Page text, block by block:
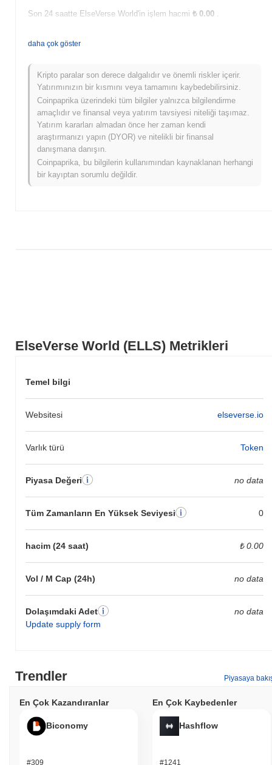
ElseVerse World (ELLS) Metrikleri
Temel bilgi
Websitesi elseverse.io
Varlık türü Token
Piyasa Değeri no data
Tüm Zamanların En Yüksek Seviyesi 0
hacim (24 saat) ₺ 0.00
Vol / M Cap (24h) no data
Dolaşımdaki Adet
Update supply form
no data
Son 24 saatte ElseVerse World'in işlem hacmi ₺ 0.00 .
Tüm Zamanların En Düşük Değeri (ATL):
ElseVerse World şu anda ATH'sinin
altında işlem görüyor
ElseVerse World, daha geniş kripto piyasasıyla
karşılaştırıldığında nasıl performans gösteriyor?
Son 7 günde ElseVerse World0.00%kazandı, genel kripto
piyasasından0.82%kazanç kaydeden daha düşük performans
gösterdi. Bu, daha geniş piyasa momentumuna göre ELLS'ün fiyat
daha çok göster
Kripto paralar son derece dalgalıdır ve önemli riskler içerir.
Yatırımınızın bir kısmını veya tamamını kaybedebilirsiniz.
Coinpaprika üzerindeki tüm bilgiler yalnızca bilgilendirme
amaçlıdır ve finansal veya yatırım tavsiyesi niteliği taşımaz.
Yatırım kararları almadan önce her zaman kendi
araştırmanızı yapın (DYOR) ve nitelikli bir finansal
danışmana danışın.
Coinpaprika, bu bilgilerin kullanımından kaynaklanan herhangi
bir kayıptan sorumlu değildir.
Trendler Piyasaya
En Çok Kazandıranlar
Biconomy
#309
En Çok Kaybedenler
Hashflow
#1241